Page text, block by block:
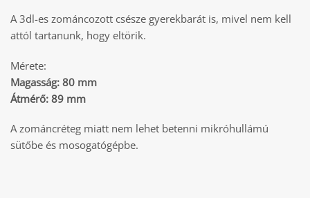
A 3dl-es zománcozott csésze gyerekbarát is, mivel nem kell
attól tartanunk, hogy eltörik.
Mérete:
Magasság: 80 mm
Átmérő: 89 mm
A zománcréteg miatt nem lehet betenni mikróhullámú
sütőbe és mosogatógépbe.